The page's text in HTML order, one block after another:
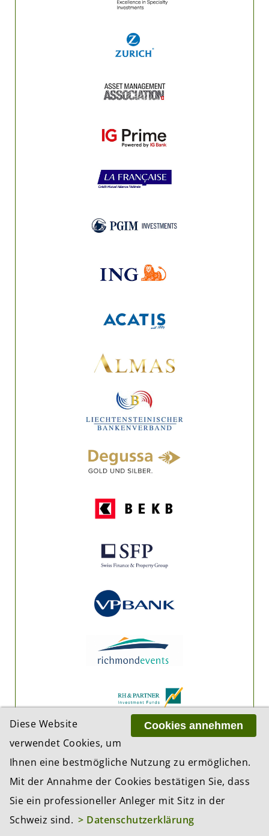
Cookies annehmen
Diese Website
verwendet Cookies, um
Ihnen eine bestmögliche Nutzung zu ermöglichen.
Mit der Annahme der Cookies bestätigen Sie, dass
Sie ein professioneller Anleger mit Sitz in der
Schweiz sind. > Datenschutzerklärung